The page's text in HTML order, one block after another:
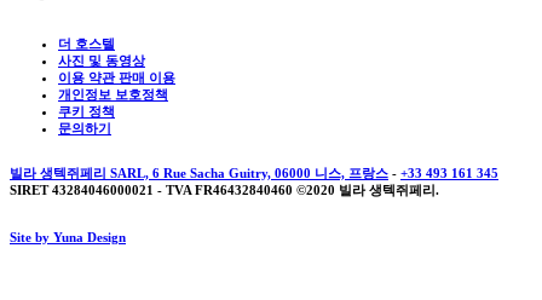
더 호스텔
사진 및 동영상
이용 약관 판매 이용
개인정보 보호정책
쿠키 정책
문의하기
빌라 생텍쥐페리 SARL, 6 Rue Sacha Guitry, 06000 니스, 프랑스 - +33 493 161 345
SIRET 43284046000021 - TVA FR46432840460 ©2020 빌라 생텍쥐페리.
Site by Yuna Design